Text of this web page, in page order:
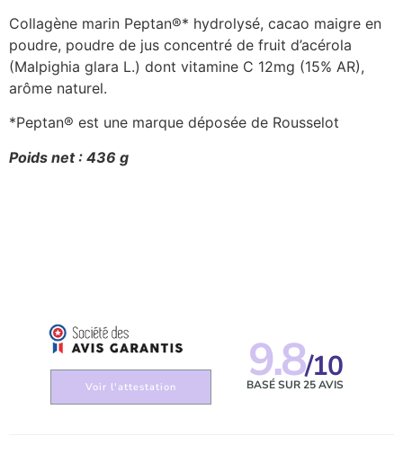
Collagène marin Peptan®* hydrolysé, cacao maigre en
poudre, poudre de jus concentré de fruit d’acérola
(Malpighia glara L.) dont vitamine C 12mg (15% AR),
arôme naturel.
*Peptan® est une marque déposée de Rousselot
Poids net : 436 g
Voir l'attestation 9.8/10
BASÉ SUR 25 AVIS